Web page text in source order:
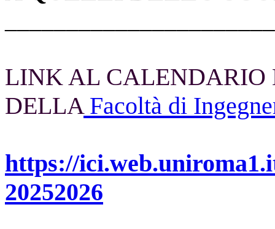
LINK AL CALENDARIO
DELLAFacoltà di
https://
20252026